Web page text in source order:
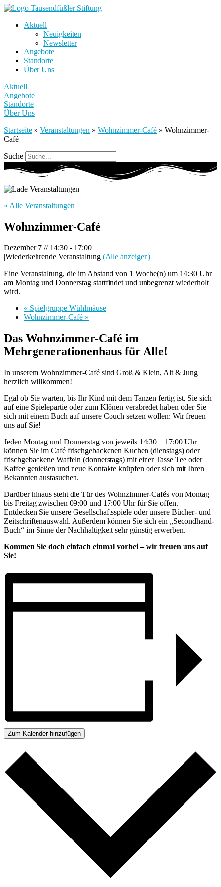
Aktuell
Neuigkeiten
Newsletter
Angebote
Standorte
Über Uns
Aktuell
Angebote
Standorte
Über Uns
Startseite » Veranstaltungen » Wohnzimmer-Café » Wohnzimmer-
Café
Suche
« Alle Veranstaltungen
Wohnzimmer-Café
Dezember 7 // 14:30 - 17:00
|Wiederkehrende Veranstaltung (Alle anzeigen)
Eine Veranstaltung, die im Abstand von 1 Woche(n) um 14:30 Uhr
am Montag und Donnerstag stattfindet und unbegrenzt wiederholt
wird.
« Spielgruppe Wühlmäuse
Wohnzimmer-Café »
Das Wohnzimmer-Café im
Mehrgenerationenhaus für Alle!
In unserem Wohnzimmer-Café sind Groß & Klein, Alt & Jung
herzlich willkommen!
Egal ob Sie warten, bis Ihr Kind mit dem Tanzen fertig ist, Sie sich
auf eine Spielepartie oder zum Klönen verabredet haben oder Sie
sich mit einem Buch auf unsere Couch setzen wollen: Wir freuen
uns auf Sie!
Jeden Montag und Donnerstag von jeweils 14:30 – 17:00 Uhr
können Sie im Café frischgebackenen Kuchen (dienstags) oder
frischgebackene Waffeln (donnerstags) mit einer Tasse Tee oder
Kaffee genießen und neue Kontakte knüpfen oder sich mit Ihren
Bekannten austasuchen.
Darüber hinaus steht die Tür des Wohnzimmer-Cafés von Montag
bis Freitag zwischen 09:00 und 17:00 Uhr für Sie offen.
Entdecken Sie unsere Gesellschaftsspiele oder unsere Bücher- und
Zeitschriftenauswahl. Außerdem können Sie sich ein „Secondhand-
Buch“ im Sinne der Nachhaltigkeit sehr günstig erwerben.
Kommen Sie doch einfach einmal vorbei – wir freuen uns auf
Sie!
Zum Kalender hinzufügen